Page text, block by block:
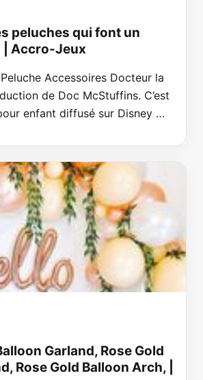
peluches qui font un
| Accro-Jeux
Accessoires Docteur la
de Doc McStuffins. C’est
enfant diffusé sur Disney …
Garland, Rose Gold
Rose Gold Balloon Arch, |